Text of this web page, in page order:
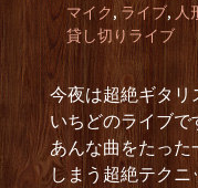
マイク,ライブ, 人
貸し切りライブ
今夜は超絶ギタリ
いちどのライブ
あんな曲をたっ
しまう超絶テク